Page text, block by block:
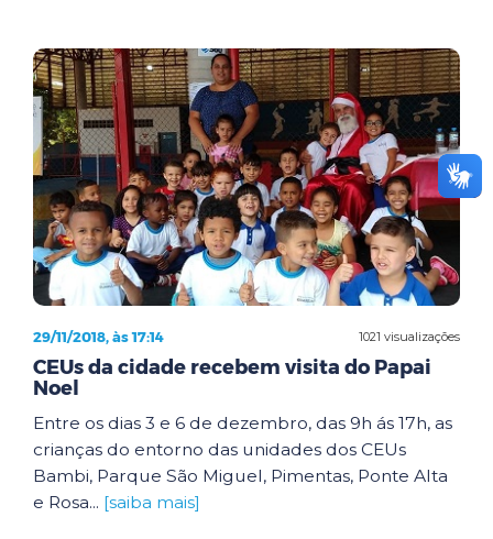
1021 visualizações
29/11/2018, às 17:14
CEUs da cidade recebem visita do Papai
Noel
Entre os dias 3 e 6 de dezembro, das 9h ás 17h, as
crianças do entorno das unidades dos CEUs
Bambi, Parque São Miguel, Pimentas, Ponte Alta
e Rosa... [saiba mais]